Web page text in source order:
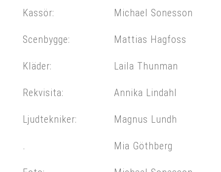
Kassör:
Scenbygge:
Kläder:
Rekvisita:
Ljudtekniker:
.
Michael Sonesson
Mattias Hagfoss
Laila Thunman
Annika Lindahl
Magnus Lundh
Mia Göthberg